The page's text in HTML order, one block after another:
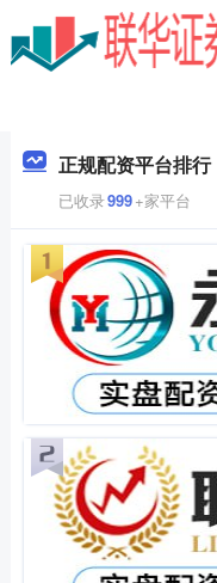
正规配资平台排行
已收录999+家平台